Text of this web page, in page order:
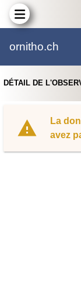
ornitho.ch
DÉTAIL DE
La
avez